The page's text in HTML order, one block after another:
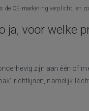
Is de CE-markering verplicht, en
ja, voor welke
zijn aan één of
richtlijnen, namelijk